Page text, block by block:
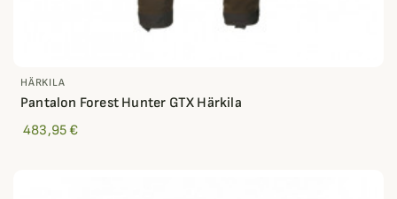
HÄRKILA
Pantalon Forest Hunter GTX Härkila
483,95 €